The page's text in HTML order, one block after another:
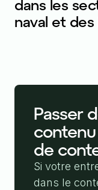
dans les
naval et
Passer
de
Si votre
dans le